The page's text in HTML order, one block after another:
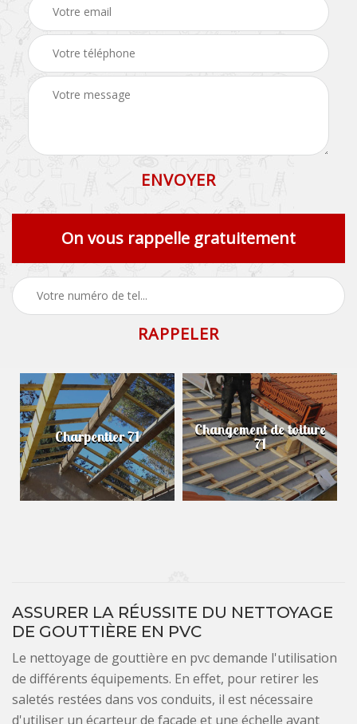
On vous rappelle gratuitement
Charpentier 71 Changement de toiture
71
ASSURER LA RÉUSSITE DU NETTOYAGE
DE GOUTTIÈRE EN PVC
Le nettoyage de gouttière en pvc demande l'utilisation
de différents équipements. En effet, pour retirer les
saletés restées dans vos conduits, il est nécessaire
d'utiliser un écarteur de façade et une échelle ayant